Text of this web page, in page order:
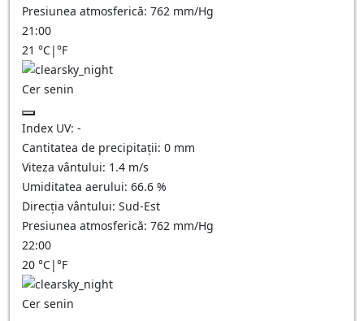
Presiunea atmosferică: 762 mm/Hg
21:00
21 °C|°F
Cer senin
Index UV: -
Cantitatea de precipitații: 0 mm
Viteza vântului: 1.4 m/s
Umiditatea aerului: 66.6 %
Direcția vântului: Sud-Est
Presiunea atmosferică: 762 mm/Hg
22:00
20 °C|°F
Cer senin